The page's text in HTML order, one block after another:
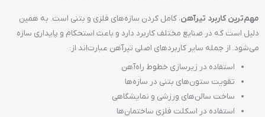
مهم‌ترین کاربرد تیرآهن، کامل کردن سازه‌های فلزی و بتنی است. به همین
دلیل است که در صنایع مختلف کاربرد دارد و باعث استحکام و پایداری سازه
می‌شود. از جمله سایر کاربردهای اصلی تیرآهن عبارت‌اند از:
استفاده در زیرسازی خطوط راه‌آهن
تقویت ستون‌های بتنی در سازه‌ها
ساخت سالن‌های ورزشی و نمایشگاهی
استفاده در اسکلت فلزی ساختمان‌ها